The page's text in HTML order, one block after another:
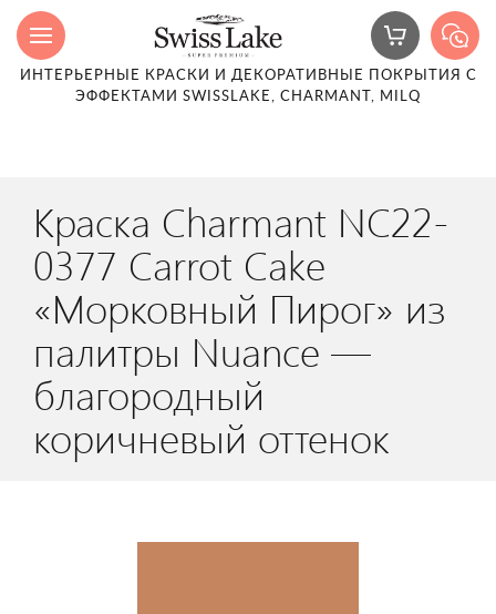
ИНТЕРЬЕРНЫЕ КРАСКИ И ДЕКОРАТИВНЫЕ ПОКРЫТИЯ С
ЭФФЕКТАМИ SWISSLAKE, CHARMANT, MILQ
Краска Charmant NC22-
0377 Carrot Cake
«Морковный Пирог» из
палитры Nuance —
благородный
коричневый оттенок